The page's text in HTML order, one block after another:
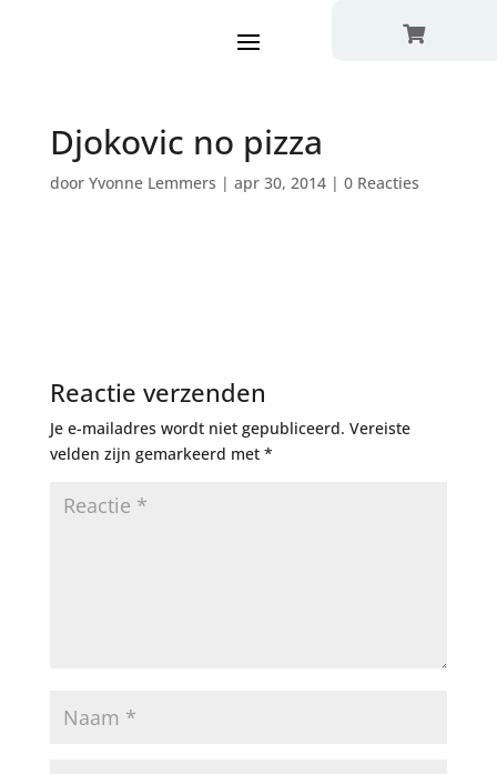

Djokovic no pizza
door Yvonne Lemmers | apr 30, 2014| 0 Reacties
Reactie verzenden
Je e-mailadres wordt niet gepubliceerd. Vereiste
velden zijn gemarkeerd met *